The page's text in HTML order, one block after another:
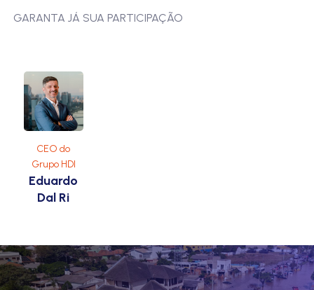
GARANTA JÁ SUA PARTICIPAÇÃO
CEO do
Grupo HDI
Eduardo
Dal Ri